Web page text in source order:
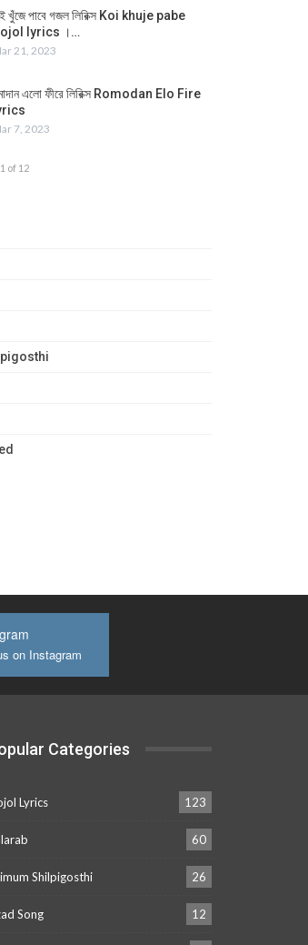
খুঁজে পাবে গজল লিরিক্স Koi khuje pabe
lyrics ।…
21, 2023
এলো ফীরে লিরিক্স Romodan Elo Fire
7, 2023
1 of 12
on Instagram
Categories
Lyrics 123
60
Shilpigosthi 26
Song 12